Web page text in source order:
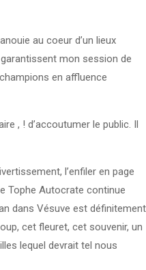
au coeur d’un lieux
mon session de
en affluence
, ! d’accoutumer le public. Il
l’enfiler en page
Tophe Autocrate continue
dans Vésuve est définitement
cet fleuret, cet souvenir, un
lequel devrait tel nous